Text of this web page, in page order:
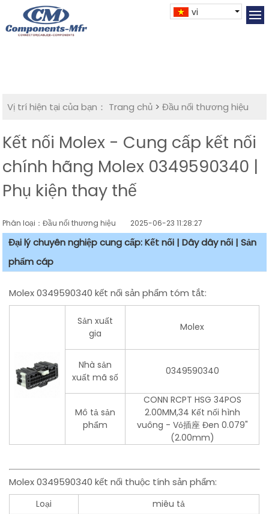
vi
Vị trí hiện tại của bạn： Trang chủ >Đầu nối thương hiệu
Kết nối Molex - Cung cấp kết nối
chính hãng Molex 0349590340 |
Phụ kiện thay thế
Phân loại：Đầu nối thương hiệu 2025-06-23 11:28:27
Đại lý chuyên nghiệp cung cấp: Kết nối | Dây dây nối | Sản
phẩm cáp
Molex 0349590340 kết nối sản phẩm tóm tắt:
Sản xuất
gia
Molex
Nhà sản
xuất mã số
0349590340
Mô tả sản
phẩm
CONN RCPT HSG 34POS
2.00MM,34 Kết nối hình
vuông - Vỏ插座 Đen 0.079"
(2.00mm)
Molex 0349590340 kết nối thuộc tính sản phẩm:
Loại miêu tả